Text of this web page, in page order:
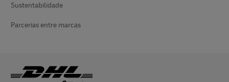
Sustentabilidade
Parcerias entre marcas